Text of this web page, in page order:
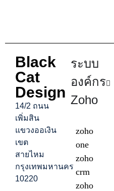
Black
Cat
Design
14/2 ถนน
เพิ่มสิน
แขวงออเงิน
เขต
สายไหม
กรุงเทพมหานคร
10220
ระบบ
องค์กร
Zoho
zoho
one
zoho
crm
zoho